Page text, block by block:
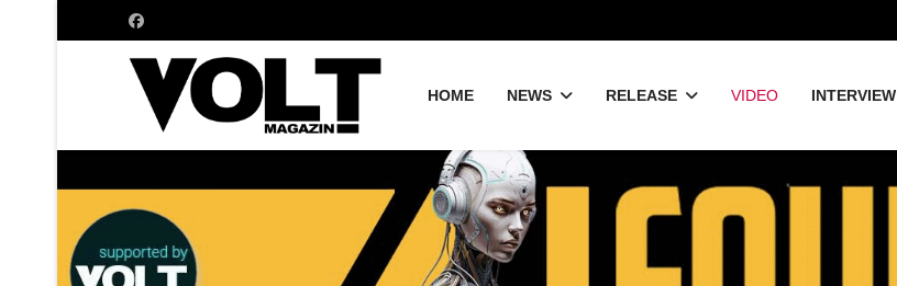
HOME NEWS RELEASE VIDEO INTERVIEW